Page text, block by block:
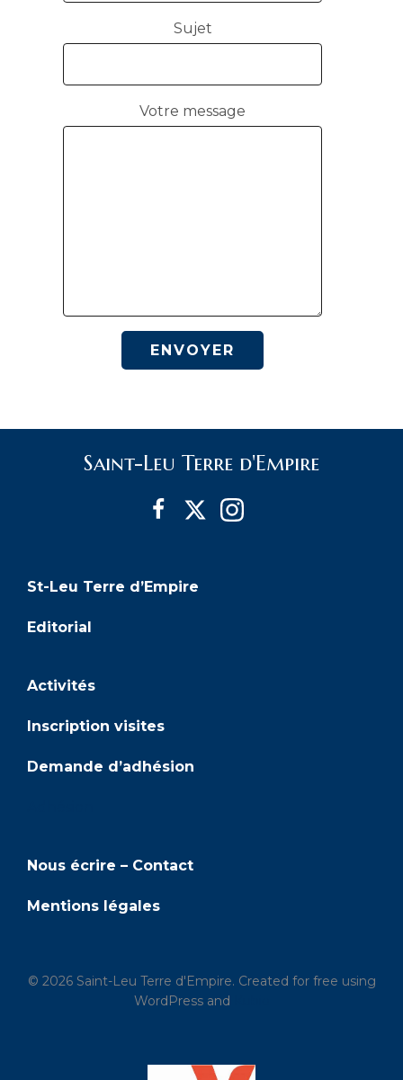
Sujet
Votre message
Saint-Leu Terre d'Empire
St-Leu Terre d’Empire
Editorial
Activités
Inscription visites
Demande d’adhésion
Nous écrire – Contact
Mentions légales
© 2026 Saint-Leu Terre d'Empire. Created for free using
WordPress and